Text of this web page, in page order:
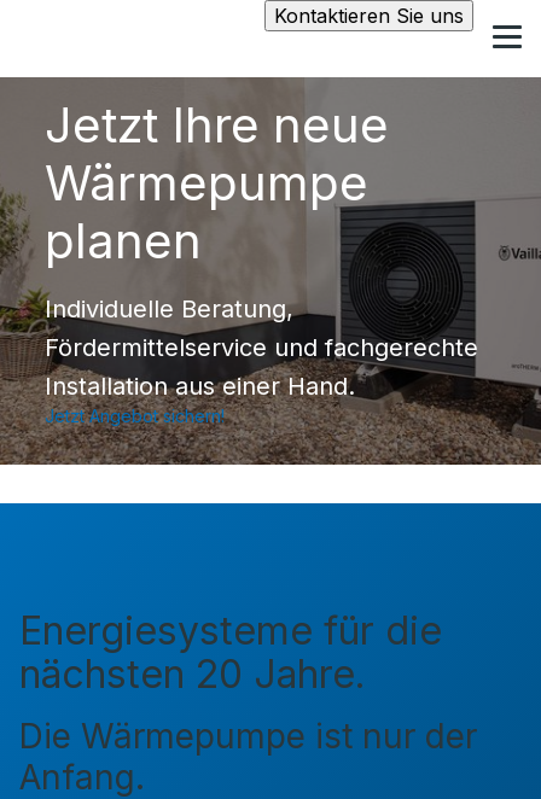
Kontaktieren Sie uns
Jetzt Ihre neue
Wärmepumpe
planen
Individuelle Beratung,
Fördermittelservice und fachgerechte
Installation aus einer Hand.
Jetzt Angebot sichern!
Energiesysteme für die
nächsten 20 Jahre.
Die Wärmepumpe ist nur der
Anfang.